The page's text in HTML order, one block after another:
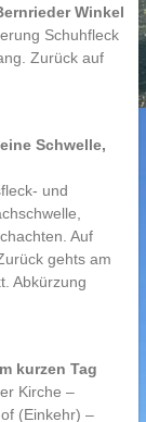
Winkel
Schuhfleck
Zurück auf
Schwelle,
und
Auf
gehts am
Abkürzung
kurzen Tag
Kirche –
(Einkehr) –